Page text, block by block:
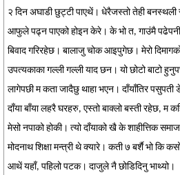
२ दिन अघाडी छुट्टी पाएथें। धेरैजस्तो तेही
आफुले पढ्न पाएको होइन केरे। के भो त, गाउंमै पढेपनी
बिवाद गरिरहेछ। बालाजु चोक आइपुगेछ। मेरो
उपत्यकाका गल्ली गल्ली याद छन। यो छोटो बाटो
लागेपछी म कता जादैछु थाहा भएन। दाँयाँतिर
दाँया बाँया लहरै घरहरु, एस्तो बाक्लो बस्ती रहेछ, म
मेसो नपाको होकी। त्यो दाँयाको खै के शाहीत्तिक
मोदनाथ शिक्षा मन्त्री थे क्यारे। कती ७ बर्शै भो कि
आथें यहाँ, पहिलो पटक। दाजुले नै छोडिदिनु भाथ्यो।